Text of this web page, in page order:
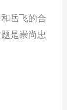
岳飞的合
是崇尚忠